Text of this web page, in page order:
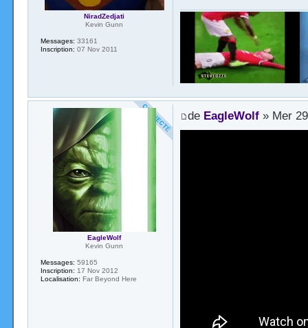
NiradZedjati
Kevin Gunn
Messages: 33161
Inscription: 07 Nov 2011
de EagleWolf» Mer
EagleWolf
Kevin Gunn
Messages: 59165
Inscription: 17 Nov 2012
Localisation: Far Beyond Here